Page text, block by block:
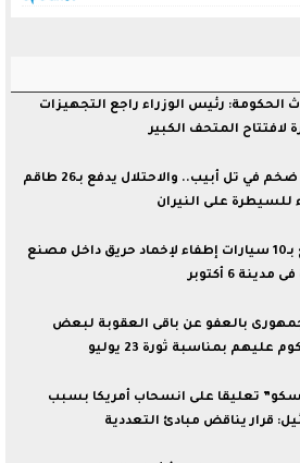
الحكومة: رئيس الوزراء راجع التجهيزات
لافتتاح المتحف الكبير
حريق ضخم في تل أبيب.. والاحتلال يدفع بـ26 طاقم
للسيطرة على النيران
الدفع بـ10 سيارات إطفاء لإخماد حريق داخل مصنع
6 أكتوبر
جمهورى بالعفو عن باقى العقوبة لبعض
عليهم بمناسبة ثورة 23 يوليو
تعليقا على انسحاب أمريكا بسبب
قرار يناقض مبادئ التعددية